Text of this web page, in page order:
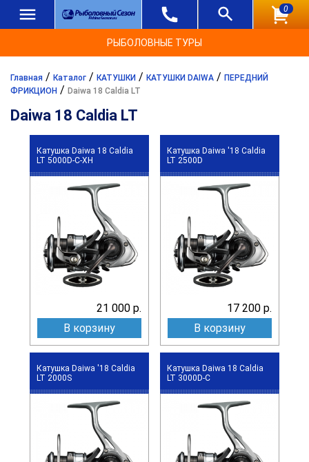
0
РЫБОЛОВНЫЕ ТУРЫ
Главная / Каталог / КАТУШКИ / КАТУШКИ DAIWA / ПЕРЕДНИЙ
ФРИКЦИОН / Daiwa 18 Caldia LT
Daiwa 18 Caldia LT
Катушка Daiwa 18 Caldia
LT 5000D-C-XH
21 000 р.
В корзину
Катушка Daiwa '18 Caldia
LT 2500D
17 200 р.
В корзину
Катушка Daiwa '18 Caldia
LT 2000S
Катушка Daiwa 18 Caldia
LT 3000D-C